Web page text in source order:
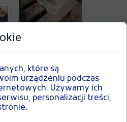
które są
urządzeniu podczas
Używamy ich
personalizacji treści,